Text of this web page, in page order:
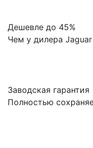
Дешевле до 45%
Чем у дилера Jaguar
Заводская гарантия
Полностью